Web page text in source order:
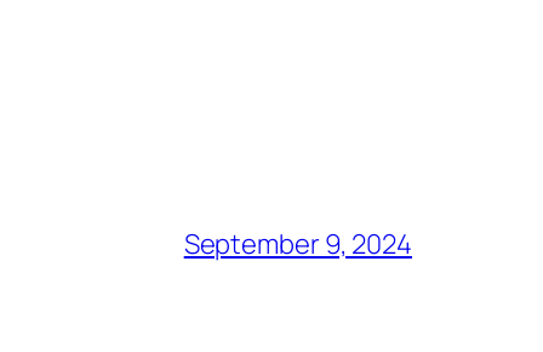
September 9, 2024